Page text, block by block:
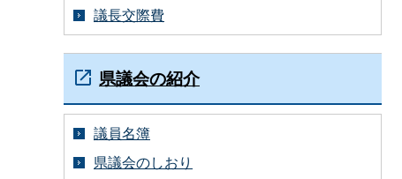
議長交際費
県議会の紹介
議員名簿
県議会のしおり